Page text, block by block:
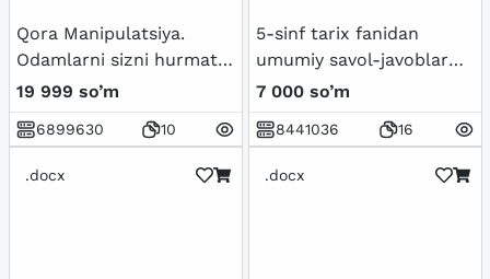
Qora Manipulatsiya.
Odamlarni sizni hurmat
qilishga majburlang
19 999 so’m
6899630 10
5-sinf tarix fanidan
umumiy savol-javoblar
to'plami
7 000 so’m
8441036 16
.docx .docx